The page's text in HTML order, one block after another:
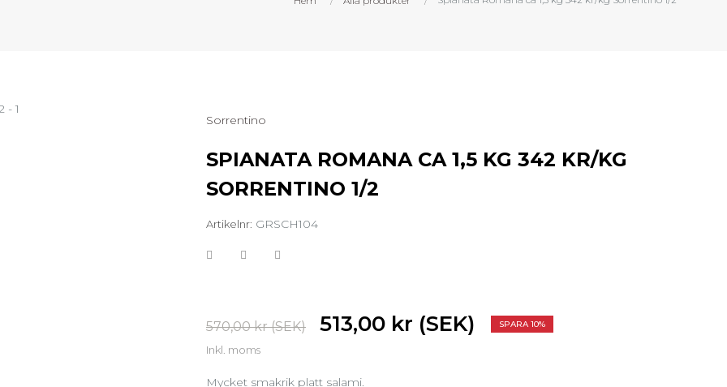
Sorrentino
SPIANATA ROMANA CA 1,5 KG 342 KR/KG
SORRENTINO 1/2
Artikelnr: GRSCH104
570,00 kr (SEK) 513,00 kr (SEK) SPARA 10%
Inkl. moms
Mycket smakrik platt salami.